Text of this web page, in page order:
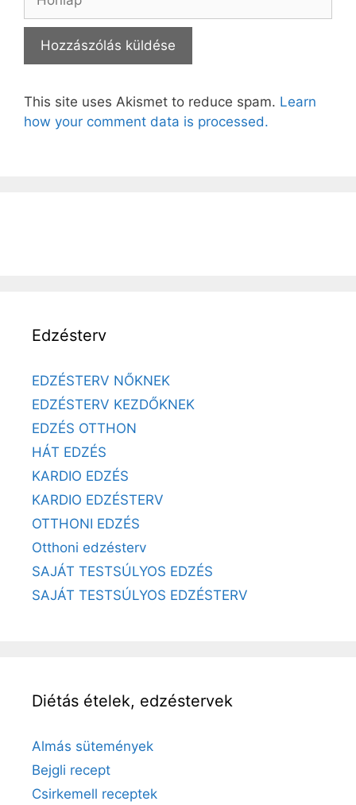
This site uses Akismet to reduce spam. Learn
how your comment data is processed.
Edzésterv
EDZÉSTERV NŐKNEK
EDZÉSTERV KEZDŐKNEK
EDZÉS OTTHON
HÁT EDZÉS
KARDIO EDZÉS
KARDIO EDZÉSTERV
OTTHONI EDZÉS
Otthoni edzésterv
SAJÁT TESTSÚLYOS EDZÉS
SAJÁT TESTSÚLYOS EDZÉSTERV
Diétás ételek, edzéstervek
Almás sütemények
Bejgli recept
Csirkemell receptek